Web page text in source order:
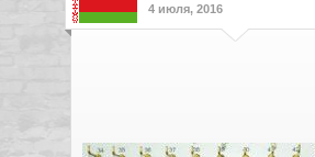
4 июля, 2016